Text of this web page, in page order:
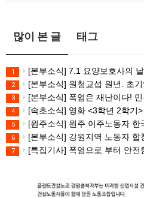
많이 본 글 태그
1 [본부소식] 7.1 요양보호사의
2 [본부소식] 원청교섭 원년. 초기업교섭 돌파! 모든 노
3 [본부소식] 폭염은 재난이다! 민주노총
4 [속초소식] 영화 <3학년 2학기
5 [원주소식] 원주 이주노동자 한
6 [본부소식] 강원지역 노동자 합
7 [특집기사] 폭염으로 부터 안전